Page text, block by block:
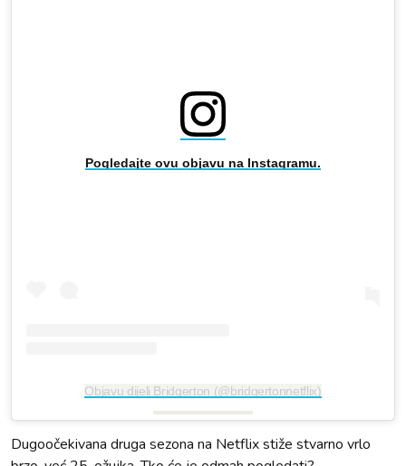
Pogledajte ovu objavu na Instagramu.
Objavu dijeli Bridgerton (@bridgertonnetflix)
Dugoočekivana druga sezona na Netflix stiže stvarno vrlo